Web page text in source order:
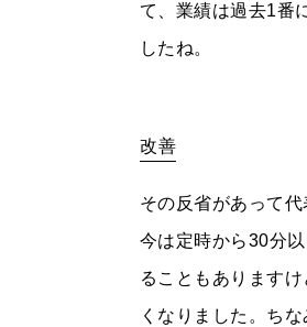
て、業績は過去1番
したね。
改善
その反省があって
今は定時から30分
ることもあります
くなりました。ち